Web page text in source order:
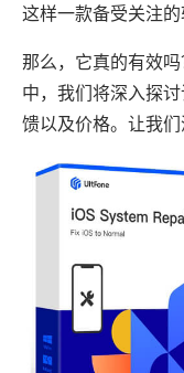
这样一款备受关注的
那么，它真的有效
中，我们将深入探
馈以及价格。让我们